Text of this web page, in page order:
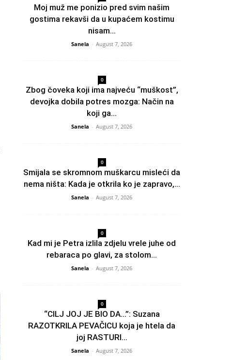
Moj muž me ponizio pred svim našim
gostima rekavši da u kupaćem kostimu
nisam...
Sanela - August 7, 2026
0
Zbog čoveka koji ima najveću “muškost”,
devojka dobila potres mozga: Način na
koji ga...
Sanela - August 7, 2026
0
Smijala se skromnom muškarcu misleći da
nema ništa: Kada je otkrila ko je zapravo,...
Sanela - August 7, 2026
0
Kad mi je Petra izlila zdjelu vrele juhe od
rebaraca po glavi, za stolom...
Sanela - August 7, 2026
0
“CILJ JOJ JE BIO DA…”: Suzana
RAZOTKRILA PEVAČICU koja je htela da
joj RASTURI...
Sanela - August 7, 2026